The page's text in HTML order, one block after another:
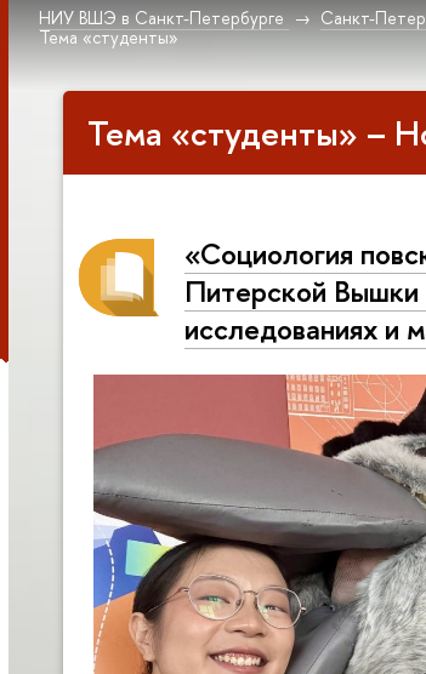
НИУ ВШЭ в Санкт-Петербурге Санкт-
Тема «студенты»
Тема «студенты» –
«Социология
Питерской Вышки
исследованиях и